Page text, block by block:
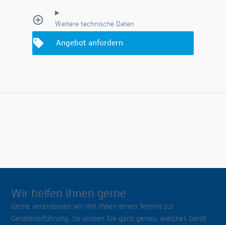
Weitere technische Daten
Wir helfen Ihnen gerne
Gerne vereinbaren wir mit Ihnen einen Termin zur
Gerätevorführung. So wissen Sie ganz genau, welches Gerät